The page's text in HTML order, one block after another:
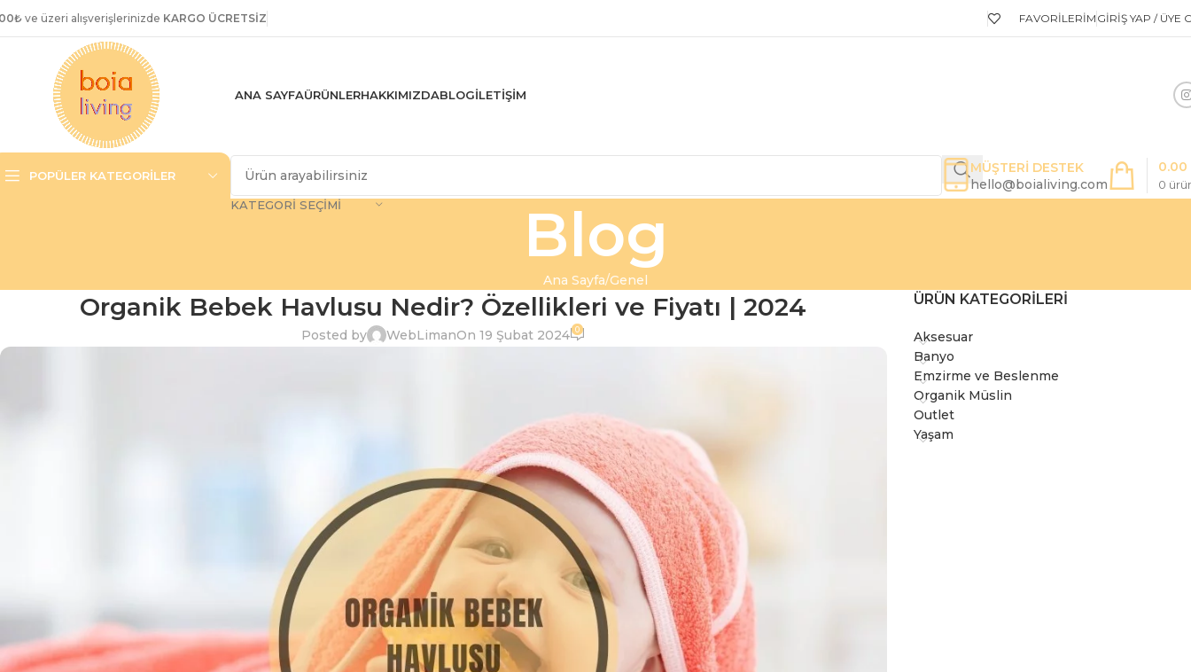
ve üzeri alışverişlerinizde KARGO ÜCRETSİZ FAVORILERIM GIRIŞ YAP / ÜYE
ANA SAYFAÜRÜNLERHAKKIMIZDABLOGİLETIŞIM
POPÜLER KATEGORILER
KATEGORI SEÇIMI
MÜŞTERİ DESTEK
hello@boialiving.com
0
0.00
Blog
Ana Sayfa Genel
Organik Bebek Havlusu Nedir? Özellikleri ve Fiyatı | 2024
Posted by WebLimanOn 19 Şubat 2024 0
ÜRÜN KATEGORILERI
Aksesuar
Banyo
Emzirme ve Beslenme
Organik Müslin
Outlet
Yaşam